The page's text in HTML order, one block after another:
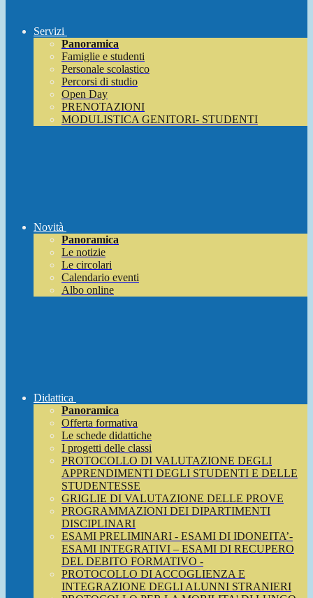
Servizi
Panoramica
Famiglie e studenti
Personale scolastico
Percorsi di studio
Open Day
PRENOTAZIONI
MODULISTICA GENITORI- STUDENTI
Novità
Panoramica
Le notizie
Le circolari
Calendario eventi
Albo online
Didattica
Panoramica
Offerta formativa
Le schede didattiche
I progetti delle classi
PROTOCOLLO DI VALUTAZIONE DEGLI
APPRENDIMENTI DEGLI STUDENTI E DELLE
STUDENTESSE
GRIGLIE DI VALUTAZIONE DELLE PROVE
PROGRAMMAZIONI DEI DIPARTIMENTI
DISCIPLINARI
ESAMI PRELIMINARI - ESAMI DI IDONEITA’-
ESAMI INTEGRATIVI – ESAMI DI RECUPERO
DEL DEBITO FORMATIVO -
PROTOCOLLO DI ACCOGLIENZA E
INTEGRAZIONE DEGLI ALUNNI STRANIERI